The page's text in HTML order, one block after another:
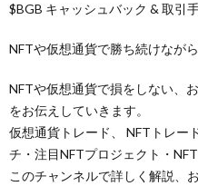
$BGB キャッシュバック & 取引
NFTや仮想通貨で勝ち続けなが
NFTや仮想通貨で損をしない、
をお伝えしていきます。
仮想通貨トレード、 NFTトレー
チ・注目NFTプロジェクト・
このチャンネルで詳しく解説、